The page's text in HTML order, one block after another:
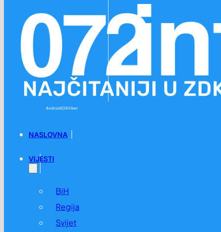
AndroidiOSViber
NASLOVNA
VIJESTI
BiH
Regija
Svijet